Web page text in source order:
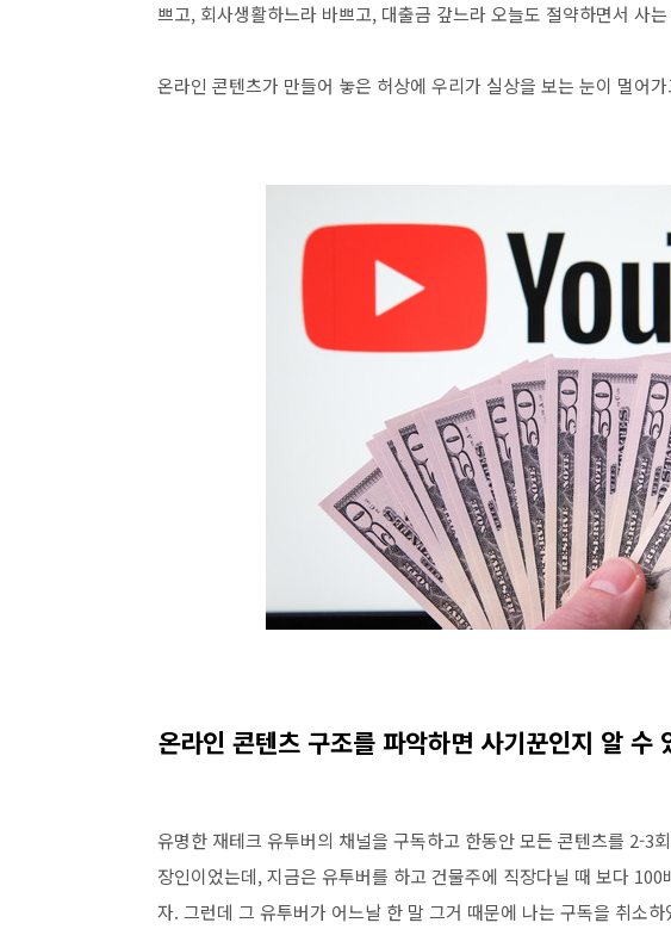
쁘고, 회사생활하느라 바쁘고, 대출금 갚느라 오늘도 절약하면서 사
온라인 콘텐츠가 만들어 놓은 허상에 우리가 실상을 보는 눈이 멀어
온라인 콘텐츠 구조를 파악하면 사기꾼인지 알 수
유명한 재테크 유투버의 채널을 구독하고 한동안 모든 콘텐츠를 2-3
장인이었는데, 지금은 유투버를 하고 건물주에 직장다닐 때 보다
자. 그런데 그 유투버가 어느날 한 말 그거 때문에 나는 구독을 취소하